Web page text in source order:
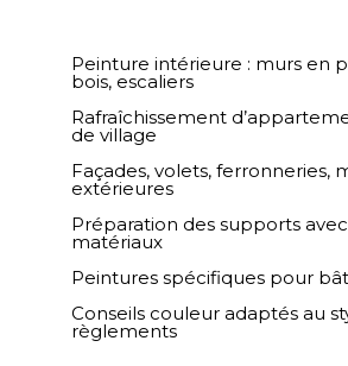
Peinture intérieure : murs en
bois, escaliers
Rafraîchissement
de village
Façades, volets, ferronneries,
extérieures
Préparation des supports
matériaux
Peintures spécifiques pour
Conseils couleur adaptés au
règlements